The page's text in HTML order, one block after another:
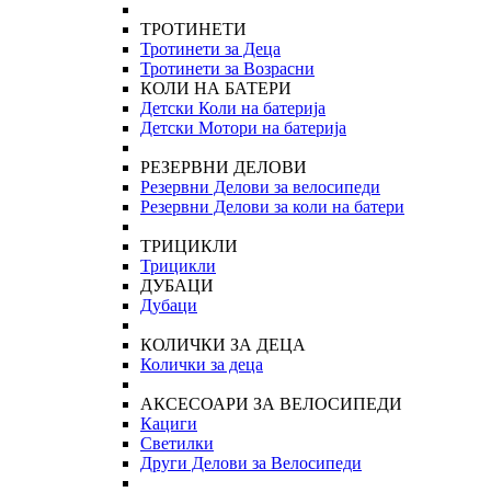
ТРОТИНЕТИ
Тротинети за Деца
Тротинети за Возрасни
КОЛИ НА БАТЕРИ
Детски Коли на батерија
Детски Мотори на батерија
РЕЗЕРВНИ ДЕЛОВИ
Резервни Делови за велосипеди
Резервни Делови за коли на батери
ТРИЦИКЛИ
Трицикли
ДУБАЦИ
Дубаци
КОЛИЧКИ ЗА ДЕЦА
Колички за деца
АКСЕСОАРИ ЗА ВЕЛОСИПЕДИ
Кациги
Светилки
Други Делови за Велосипеди